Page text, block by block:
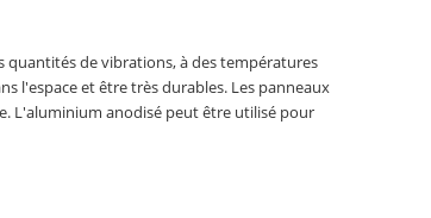
quantités de vibrations, à des températures
l'espace et être très durables. Les panneaux
L'aluminium anodisé peut être utilisé pour